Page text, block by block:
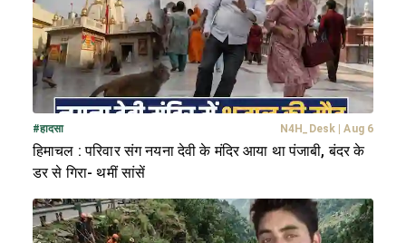
#हादसा N4H_Desk Aug 6
हिमाचल : परिवार संग नयना देवी के मंदिर आया था पंजाबी, बंदर के
डर से गिरा- थमीं सांसें